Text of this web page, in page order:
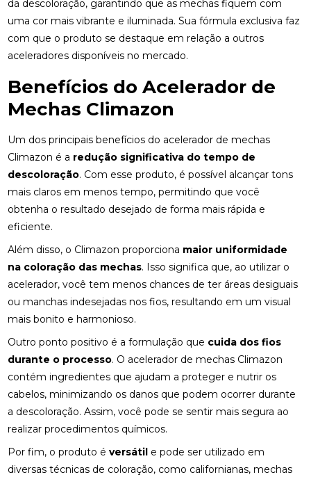
da descoloração, garantindo que as mechas fiquem com
uma cor mais vibrante e iluminada. Sua fórmula exclusiva faz
com que o produto se destaque em relação a outros
aceleradores disponíveis no mercado.
Benefícios do Acelerador de
Mechas Climazon
Um dos principais benefícios do acelerador de mechas
Climazon é a redução significativa do tempo de
descoloração. Com esse produto, é possível alcançar tons
mais claros em menos tempo, permitindo que você
obtenha o resultado desejado de forma mais rápida e
eficiente.
Além disso, o Climazon proporciona maior uniformidade
na coloração das mechas. Isso significa que, ao utilizar o
acelerador, você tem menos chances de ter áreas desiguais
ou manchas indesejadas nos fios, resultando em um visual
mais bonito e harmonioso.
Outro ponto positivo é a formulação que cuida dos fios
durante o processo. O acelerador de mechas Climazon
contém ingredientes que ajudam a proteger e nutrir os
cabelos, minimizando os danos que podem ocorrer durante
a descoloração. Assim, você pode se sentir mais segura ao
realizar procedimentos químicos.
Por fim, o produto éversátil e pode ser utilizado em
diversas técnicas de coloração, como californianas, mechas